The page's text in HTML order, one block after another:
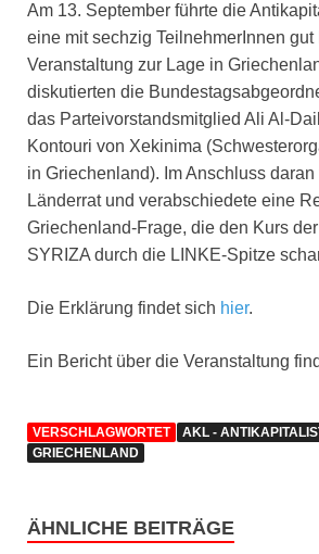
Am 13. September führte die
eine mit sechzig TeilnehmerInnen gut
Veranstaltung zur Lage in
diskutierten die
das Parteivorstandsmitglied Ali Al-
Kontouri von Xekinima
in Griechenland). Im Anschluss daran
Länderrat und verabschiedete eine
Griechenland-Frage, die den Kurs
SYRIZA durch die LINKE-Spitze
Die Erklärung findet sich hier.
Ein Bericht über die Veranstaltung
VERSCHLAGWORTET
AKL -
GRIECHENLAND
ÄHNLICHE BEITRÄGE